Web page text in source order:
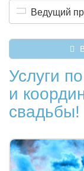
Ведущий
Услуги
и
свадьбы!